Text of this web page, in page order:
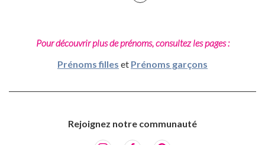
Pour découvrir plus de prénoms, consultez les pages :
Prénoms filles et Prénoms garçons
Rejoignez notre communauté